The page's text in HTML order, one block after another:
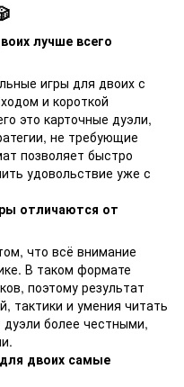
лучше всего
игры для двоих с
и короткой
это карточные дуэли,
не требующие
позволяет быстро
удовольствие уже с
отличаются от
что всё внимание
В таком формате
поэтому результат
тактики и умения читать
более честными,
двоих самые